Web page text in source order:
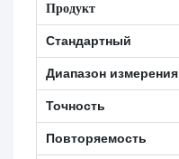
Продукт
Стандартный
Диапазон измерения
Точность
Повторяемость